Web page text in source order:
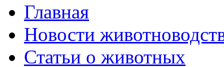
Главная
Новости
Статьи о животных